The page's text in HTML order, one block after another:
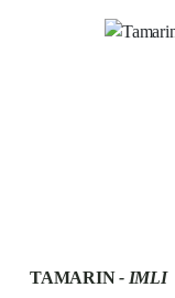
TAMARIN - IMLI